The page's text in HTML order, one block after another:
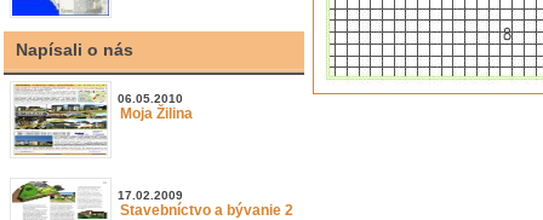
Napísali o nás
06.05.2010
Moja Žilina
17.02.2009
Stavebníctvo a bývanie 2